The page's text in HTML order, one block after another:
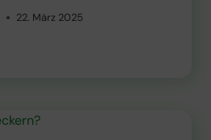
22. März 2025